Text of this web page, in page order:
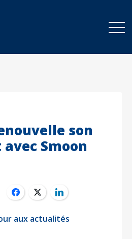
son
Smoon
aux actualités